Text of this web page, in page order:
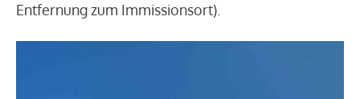
Entfernung zum Immissionsort).